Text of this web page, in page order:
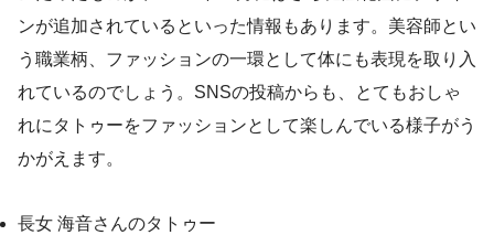
ンが追加されているといった情報もあります。美容師とい
う職業柄、ファッションの一環として体にも表現を取り入
れているのでしょう。SNSの投稿からも、とてもおしゃ
れにタトゥーをファッションとして楽しんでいる様子がう
かがえます。
長女 海音さんのタトゥー